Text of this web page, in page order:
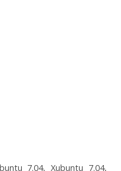
7.04, Xubuntu 7.04,